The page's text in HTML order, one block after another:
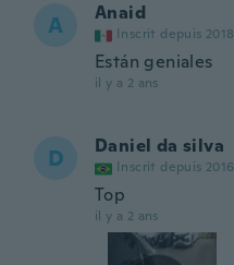
A Anaid
Inscrit depuis 2018
Están geniales
il y a 2 ans
D Daniel da silva
Inscrit depuis 2016
Top
il y a 2 ans